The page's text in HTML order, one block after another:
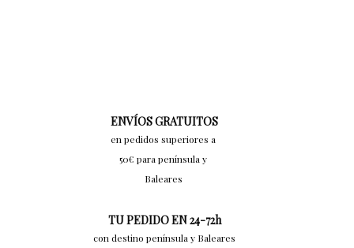
ENVÍOS GRATUITOS
en pedidos superiores a
50€ para península y
Baleares
TU PEDIDO EN 24-72h
con destino península y Baleares